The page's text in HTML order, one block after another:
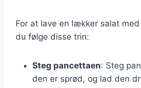
For at lave en lækker salat
du følge disse trin:
Steg pancettaen: Steg
den er sprød, og lad den